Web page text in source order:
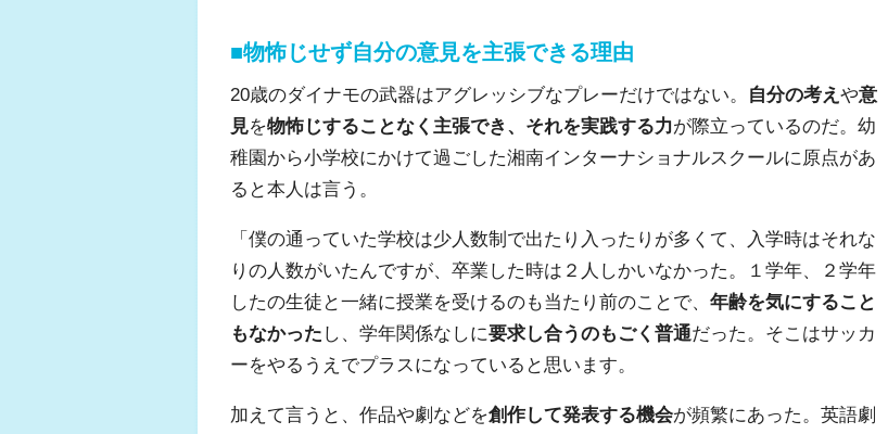
■物怖じせず自分の意見を主張できる理由
20歳のダイナモの武器はアグレッシブなプレーだけではない。 自分の考え や意
見を物怖じすることなく主張でき、それを実践する力が際立っているのだ。幼
稚園から小学校にかけて過ごした湘南インターナショナルスクールに原点があ
ると本人は言う。
「僕の通っていた学校は少人数制で出たり入ったりが多くて、入学時はそれな
りの人数がいたんですが、卒業した時は２人しかいなかった。１学年、２学年
したの生徒と一緒に授業を受けるのも当たり前のことで、 年齢を気にすること
もなかった し、学年関係なしに要求し合うのもごく普通だった。そこはサッカ
ーをやるうえでプラスになっていると思います。
加えて言うと、作品や劇などを創作して発表する機会が頻繁にあった。英語劇